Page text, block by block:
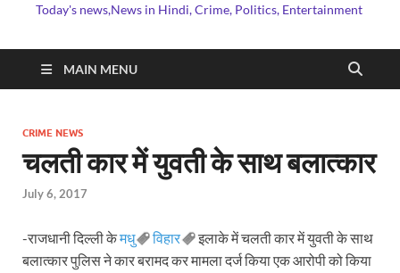
Today's news,News in Hindi, Crime, Politics, Entertainment
MAIN MENU
CRIME NEWS
चलती कार में युवती के साथ बलात्कार
July 6, 2017
-राजधानी दिल्ली केमधु विहार
इलाके में चलती कार में युवती के साथ
बलात्कार पुलिस ने कार बरामद कर मामला दर्ज किया एक आरोपी को किया